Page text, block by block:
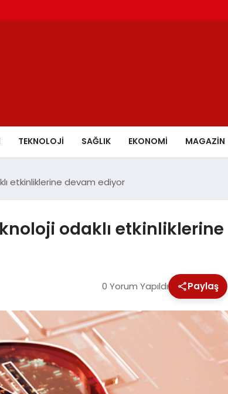
TEKNOLOJİ SAĞLIK EKONOMİ MAGAZİN
etkinliklerine devam ediyor
odaklı
0 Yorum Yapıldı Paylaş